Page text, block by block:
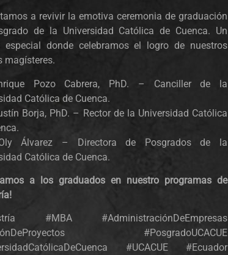
a revivir la emotiva ceremonia de graduación
de la Universidad Católica de Cuenca. Un
especial donde celebramos el logro de nuestros
magísteres.
Pozo Cabrera, PhD. – Canciller de la
Católica de Cuenca.
Borja, PhD. – Rector de la Universidad Católica
Álvarez – Directora de Posgrados de la
Católica de Cuenca.
a los graduados en nuestro programas de
#MBA #AdministraciónDeEmpresas
#PosgradoUCACUE
#UCACUE #Ecuador